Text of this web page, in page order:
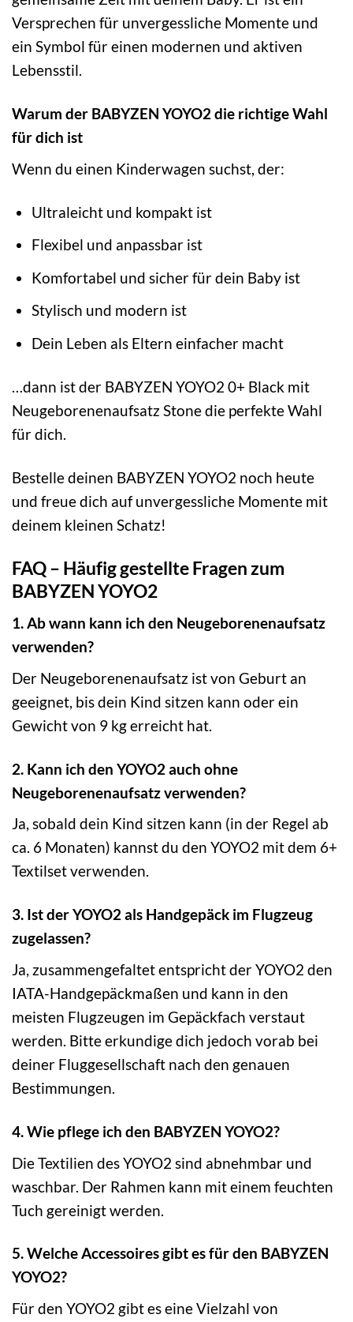
Versprechen für unvergessliche Momente und
ein Symbol für einen modernen und aktiven
Lebensstil.
Warum der BABYZEN YOYO2 die richtige Wahl
für dich ist
Wenn du einen Kinderwagen suchst, der:
Ultraleicht und kompakt ist
Flexibel und anpassbar ist
Komfortabel und sicher für dein Baby ist
Stylisch und modern ist
Dein Leben als Eltern einfacher macht
…dann ist der BABYZEN YOYO2 0+ Black mit
Neugeborenenaufsatz Stone die perfekte Wahl
für dich.
Bestelle deinen BABYZEN YOYO2 noch heute
und freue dich auf unvergessliche Momente mit
deinem kleinen Schatz!
FAQ – Häufig gestellte Fragen zum
BABYZEN YOYO2
1. Ab wann kann ich den Neugeborenenaufsatz
verwenden?
Der Neugeborenenaufsatz ist von Geburt an
geeignet, bis dein Kind sitzen kann oder ein
Gewicht von 9 kg erreicht hat.
2. Kann ich den YOYO2 auch ohne
Neugeborenenaufsatz verwenden?
Ja, sobald dein Kind sitzen kann (in der Regel ab
ca. 6 Monaten) kannst du den YOYO2 mit dem 6+
Textilset verwenden.
3. Ist der YOYO2 als Handgepäck im Flugzeug
zugelassen?
Ja, zusammengefaltet entspricht der YOYO2 den
IATA-Handgepäckmaßen und kann in den
meisten Flugzeugen im Gepäckfach verstaut
werden. Bitte erkundige dich jedoch vorab bei
deiner Fluggesellschaft nach den genauen
Bestimmungen.
4. Wie pflege ich den BABYZEN YOYO2?
Die Textilien des YOYO2 sind abnehmbar und
waschbar. Der Rahmen kann mit einem feuchten
Tuch gereinigt werden.
5. Welche Accessoires gibt es für den BABYZEN
YOYO2?
Für den YOYO2 gibt es eine Vielzahl von